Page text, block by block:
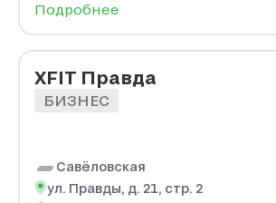
Подробнее
XFIT Правда
БИЗНЕС
Савёловская
ул. Правды, д. 21, стр. 2